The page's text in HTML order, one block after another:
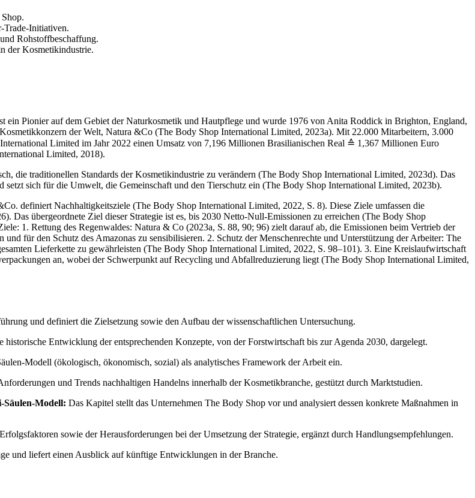
Trade-Initiativen.
Rohstoffbeschaffung.
der Kosmetikindustrie.
Pionier auf dem Gebiet der Naturkosmetik und Hautpflege und wurde 1976 von Anita Roddick in Brighton, England,
der Welt, Natura &Co (The Body Shop International Limited, 2023a). Mit 22.000 Mitarbeitern, 3.000
Limited im Jahr 2022 einen Umsatz von 7,196 Millionen Brasilianischen Real ≙ 1,367 Millionen Euro
Limited, 2018).
die traditionellen Standards der Kosmetikindustrie zu verändern (The Body Shop International Limited, 2023d). Das
sich für die Umwelt, die Gemeinschaft und den Tierschutz ein (The Body Shop International Limited, 2023b).
definiert Nachhaltigkeitsziele (The Body Shop International Limited, 2022, S. 8). Diese Ziele umfassen die
Das übergeordnete Ziel dieser Strategie ist es, bis 2030 Netto-Null-Emissionen zu erreichen (The Body Shop
1. Rettung des Regenwaldes: Natura & Co (2023a, S. 88, 90; 96) zielt darauf ab, die Emissionen beim Vertrieb der
für den Schutz des Amazonas zu sensibilisieren. 2. Schutz der Menschenrechte und Unterstützung der Arbeiter: The
Lieferkette zu gewährleisten (The Body Shop International Limited, 2022, S. 98–101). 3. Eine Kreislaufwirtschaft
an, wobei der Schwerpunkt auf Recycling und Abfallreduzierung liegt (The Body Shop International Limited,
und definiert die Zielsetzung sowie den Aufbau der wissenschaftlichen Untersuchung.
Entwicklung der entsprechenden Konzepte, von der Forstwirtschaft bis zur Agenda 2030, dargelegt.
Modell (ökologisch, ökonomisch, sozial) als analytisches Framework der Arbeit ein.
und Trends nachhaltigen Handelns innerhalb der Kosmetikbranche, gestützt durch Marktstudien.
Säulen-Modell: Das Kapitel stellt das Unternehmen The Body Shop vor und analysiert dessen konkrete Maßnahmen in
sowie der Herausforderungen bei der Umsetzung der Strategie, ergänzt durch Handlungsempfehlungen.
und liefert einen Ausblick auf künftige Entwicklungen in der Branche.